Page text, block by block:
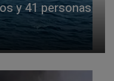
y 41 personas